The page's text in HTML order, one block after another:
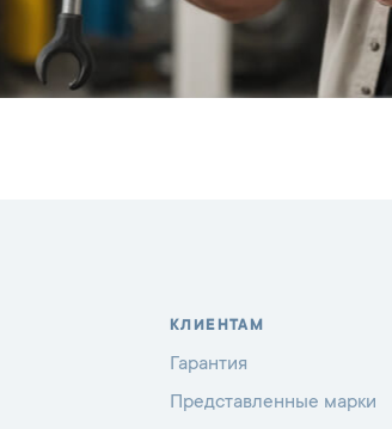
КЛИЕНТАМ
Гарантия
Представленные марки